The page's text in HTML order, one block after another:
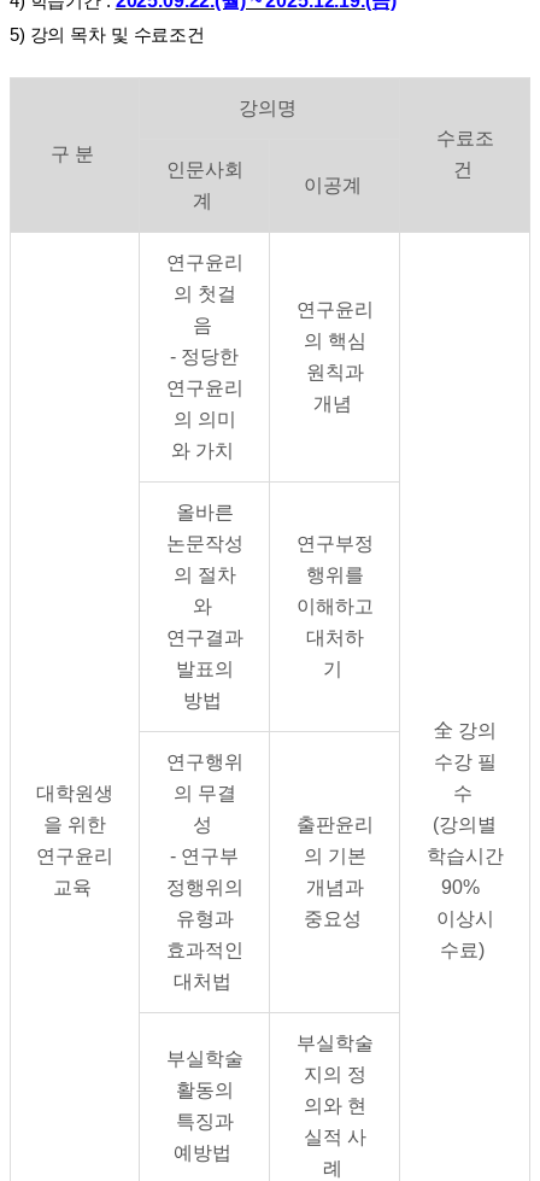
5) 강의 목차 및 수료조건
구 분
강의명
수료조
건
인문사회
계
이공계
대학원생
을 위한
연구윤리
교육
연구윤리
의 첫걸
음
- 정당한
연구윤리
의 의미
와 가치
연구윤리
의 핵심
원칙과
개념
全 강의
수강 필
수
(강의별
학습시간
90%
이상시
수료)
올바른
논문작성
의 절차
와
연구결과
발표의
방법
연구부정
행위를
이해하고
대처하
기
연구행위
의 무결
성
- 연구부
정행위의
유형과
효과적인
대처법
출판윤리
의 기본
개념과
중요성
부실학술
활동의
특징과
예방법
부실학술
지의 정
의와 현
실적 사
례